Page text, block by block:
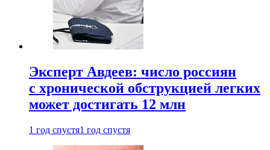
Эксперт Авдеев: число россиян
с хронической обструкцией легких
может достигать 12 млн
1 год спустя1 год спустя